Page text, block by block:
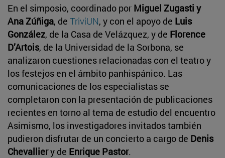
En el simposio, coordinado por Miguel Zugasti y
Ana Zúñiga, de TriviUN, y con el apoyo de Luis
González, de la Casa de Velázquez, y de Florence
D’Artois, de la Universidad de la Sorbona, se
analizaron cuestiones relacionadas con el teatro y
los festejos en el ámbito panhispánico. Las
comunicaciones de los especialistas se
completaron con la presentación de publicaciones
recientes en torno al tema de estudio del encuentro
Asimismo, los investigadores invitados también
pudieron disfrutar de un concierto a cargo de Denis
Chevalliery de Enrique Pastor.